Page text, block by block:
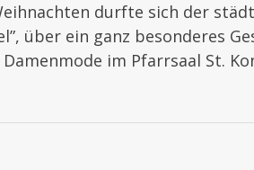
durfte sich der
über ein ganz besonderes
im Pfarrsaal St.